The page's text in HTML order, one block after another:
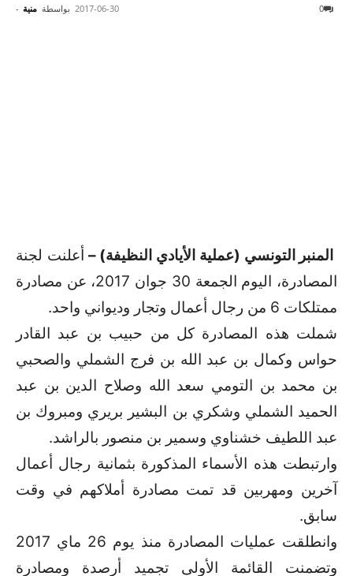
بواسطة منية - 2017-06-30 0
المنبر التونسي (عملية الأيادي النظيفة) – أعلنت لجنة
المصادرة، اليوم الجمعة 30 جوان 2017، عن مصادرة
ممتلكات 6 من رجال أعمال وتجار وديواني واحد.
شملت هذه المصادرة كل من حبيب بن عبد القادر
حواس وكمال بن عبد الله بن فرج الشملي والصحبي
بن محمد بن التومي سعد الله وصلاح الدين بن عبد
الحميد الشملي وشكري بن البشير بريري ومبروك بن
عبد اللطيف خشناوي وسمير بن منصور بالراشد.
وارتبطت هذه الأسماء المذكورة بثمانية رجال أعمال
آخرين ومهربين قد تمت مصادرة أملاكهم في وقت
سابق.
وانطلقت عمليات المصادرة منذ يوم 26 ماي 2017
وتضمنت القائمة الأولى تجميد أرصدة ومصادرة